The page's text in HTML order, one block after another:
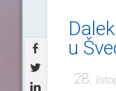
u
28.